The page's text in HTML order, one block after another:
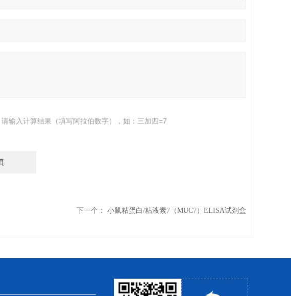
请输入计算结果（填写阿拉伯数字），如：三加四=7
下一个： 小鼠粘蛋白/粘液素7（MUC7）ELISA试剂盒